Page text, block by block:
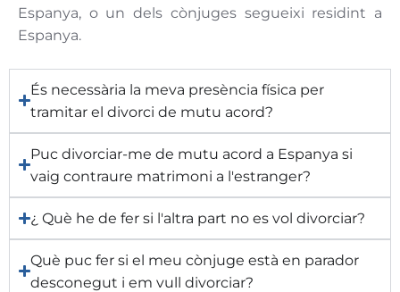
Espanya, o un dels cònjuges segueixi residint a
Espanya.
És necessària la meva presència física per
tramitar el divorci de mutu acord?
Puc divorciar-me de mutu acord a Espanya si
vaig contraure matrimoni a l'estranger?
¿ Què he de fer si l'altra part no es vol divorciar?
Què puc fer si el meu cònjuge està en parador
desconegut i em vull divorciar?